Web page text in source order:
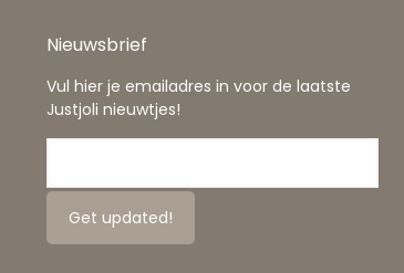
Nieuwsbrief
Vul hier je emailadres in voor de laatste
Justjoli nieuwtjes!